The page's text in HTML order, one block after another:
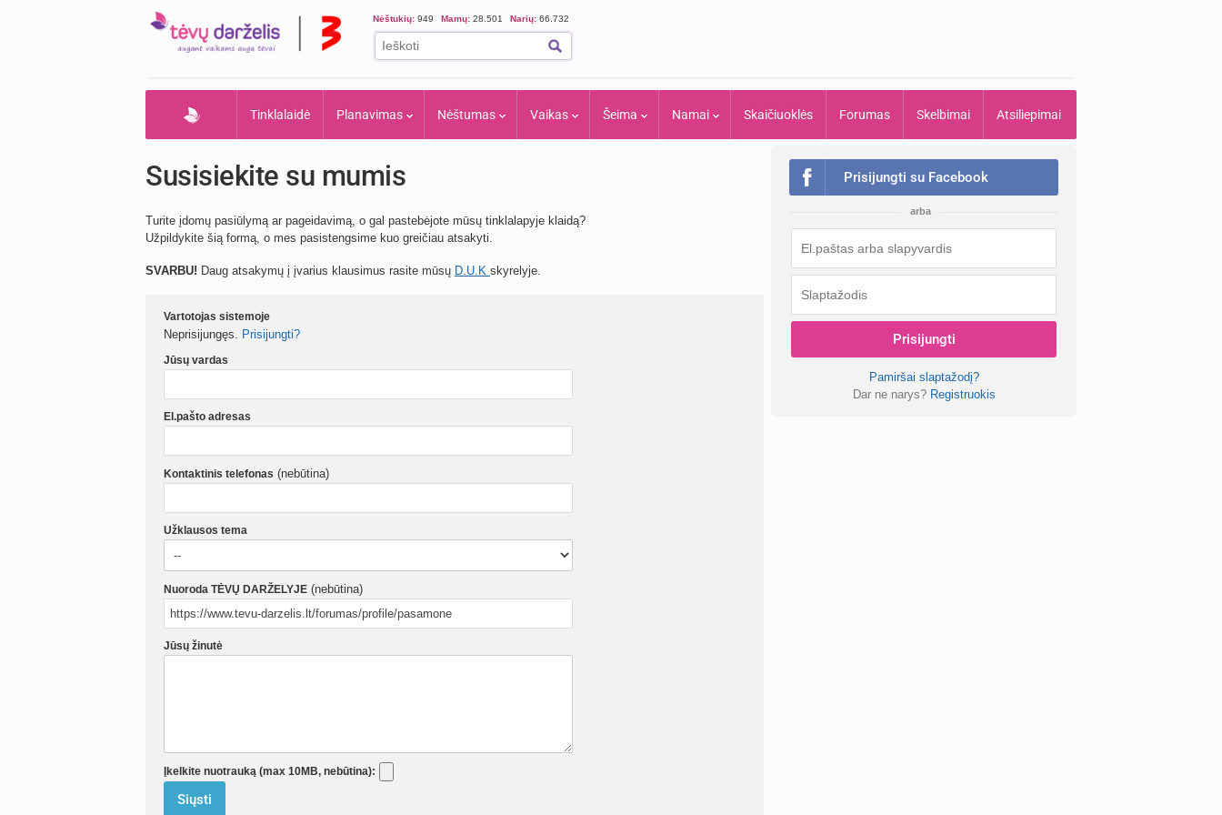
Nėštukių: 949 Mamų: 28.501 Narių: 66.732
Tinklalaidė Planavimas Nėštumas Vaikas Šeima Namai Skaičiuoklės Forumas Skelbimai Atsiliepimai
Susisiekite su mumis
Turite įdomų pasiūlymą ar pageidavimą, o gal pastebėjote mūsų tinklalapyje klaidą?
Užpildykite šią formą, o mes pasistengsime kuo greičiau atsakyti.
SVARBU! Daug atsakymų į įvarius klausimus rasite mūsų D.U.K skyrelyje.
Vartotojas sistemoje
Neprisijungęs. Prisijungti?
Jūsų vardas
El.pašto adresas
Kontaktinis telefonas (nebūtina)
Užklausos tema
Nuoroda TĖVŲ DARŽELYJE (nebūtina)
Jūsų žinutė
Įkelkite nuotrauką (max 10MB, nebūtina):
Prisijungti su Facebook
arba
Prisijungti
Pamiršai slaptažodį?
Dar ne narys? Registruokis